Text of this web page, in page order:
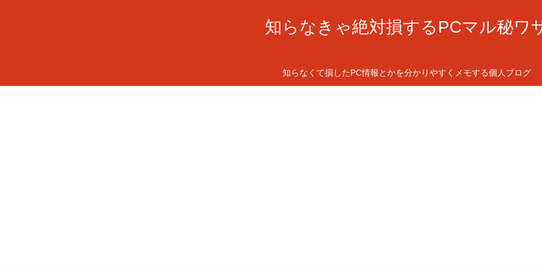
知らなきゃ絶対損するPCマル秘ワ
知らなくて損したPC情報とかを分かりやすくメモする個人ブログ